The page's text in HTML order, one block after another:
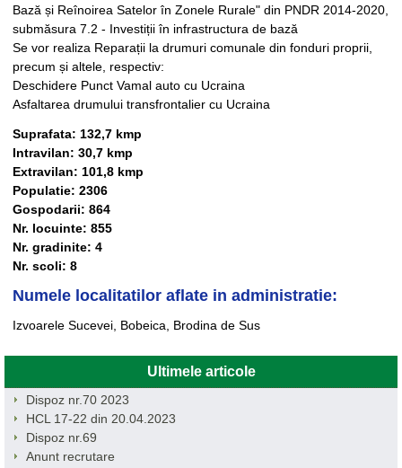
Bază și Reînoirea Satelor în Zonele Rurale" din PNDR 2014-2020,
submăsura 7.2 - Investiții în infrastructura de bază
Se vor realiza Reparații la drumuri comunale din fonduri proprii,
precum și altele, respectiv:
​Deschidere Punct Vamal auto cu Ucraina
Asfaltarea drumului transfrontalier cu Ucraina
Suprafata: 132,7 kmp
Intravilan: 30,7 kmp
Extravilan: 101,8 kmp
Populatie: 2306
Gospodarii: 864
Nr. locuinte: 855
Nr. gradinite: 4
Nr. scoli: 8
Numele localitatilor aflate in administratie:
Izvoarele Sucevei, Bobeica, Brodina de Sus
Ultimele articole
Dispoz nr.70 2023
HCL 17-22 din 20.04.2023
Dispoz nr.69
Anunt recrutare